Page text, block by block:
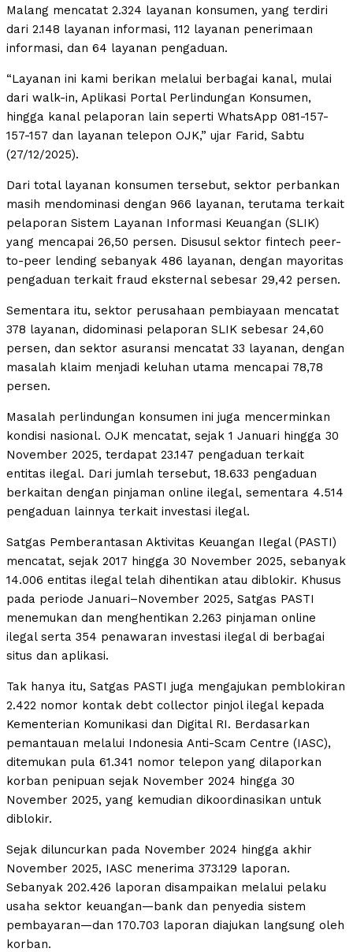
Malang mencatat 2.324 layanan konsumen, yang terdiri
dari 2.148 layanan informasi, 112 layanan penerimaan
informasi, dan 64 layanan pengaduan.
“Layanan ini kami berikan melalui berbagai kanal, mulai
dari walk-in, Aplikasi Portal Perlindungan Konsumen,
hingga kanal pelaporan lain seperti WhatsApp 081-157-
157-157 dan layanan telepon OJK,” ujar Farid, Sabtu
(27/12/2025).
Dari total layanan konsumen tersebut, sektor perbankan
masih mendominasi dengan 966 layanan, terutama terkait
pelaporan Sistem Layanan Informasi Keuangan (SLIK)
yang mencapai 26,50 persen. Disusul sektor fintech peer-
to-peer lending sebanyak 486 layanan, dengan mayoritas
pengaduan terkait fraud eksternal sebesar 29,42 persen.
Sementara itu, sektor perusahaan pembiayaan mencatat
378 layanan, didominasi pelaporan SLIK sebesar 24,60
persen, dan sektor asuransi mencatat 33 layanan, dengan
masalah klaim menjadi keluhan utama mencapai 78,78
persen.
Masalah perlindungan konsumen ini juga mencerminkan
kondisi nasional. OJK mencatat, sejak 1 Januari hingga 30
November 2025, terdapat 23.147 pengaduan terkait
entitas ilegal. Dari jumlah tersebut, 18.633 pengaduan
berkaitan dengan pinjaman online ilegal, sementara 4.514
pengaduan lainnya terkait investasi ilegal.
Satgas Pemberantasan Aktivitas Keuangan Ilegal (PASTI)
mencatat, sejak 2017 hingga 30 November 2025, sebanyak
14.006 entitas ilegal telah dihentikan atau diblokir. Khusus
pada periode Januari–November 2025, Satgas PASTI
menemukan dan menghentikan 2.263 pinjaman online
ilegal serta 354 penawaran investasi ilegal di berbagai
situs dan aplikasi.
Tak hanya itu, Satgas PASTI juga mengajukan pemblokiran
2.422 nomor kontak debt collector pinjol ilegal kepada
Kementerian Komunikasi dan Digital RI. Berdasarkan
pemantauan melalui Indonesia Anti-Scam Centre (IASC),
ditemukan pula 61.341 nomor telepon yang dilaporkan
korban penipuan sejak November 2024 hingga 30
November 2025, yang kemudian dikoordinasikan untuk
diblokir.
Sejak diluncurkan pada November 2024 hingga akhir
November 2025, IASC menerima 373.129 laporan.
Sebanyak 202.426 laporan disampaikan melalui pelaku
usaha sektor keuangan—bank dan penyedia sistem
pembayaran—dan 170.703 laporan diajukan langsung oleh
korban.